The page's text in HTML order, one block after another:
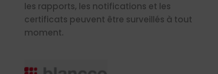
les rapports, les notifications et les
certificats peuvent être surveillés à tout
moment.